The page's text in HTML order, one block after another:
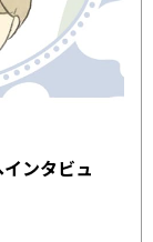
ンタビュ